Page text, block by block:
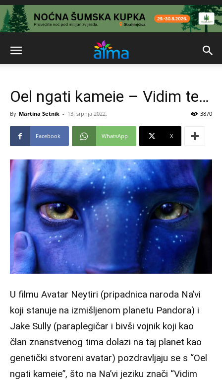
Oel ngati kameie – Vidim te…
By Martina Setnik - 13. srpnja 2022. 3870
Facebook WhatsApp X
U filmu Avatar Neytiri (pripadnica naroda Na’vi
koji stanuje na izmišljenom planetu Pandora) i
Jake Sully (paraplegičar i bivši vojnik koji kao
član znanstvenog tima dolazi na taj planet kao
genetički stvoreni avatar) pozdravljaju se s “Oel
ngati kameie”, što na Na’vi jeziku znači “Vidim